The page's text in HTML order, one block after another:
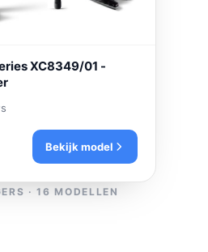
· 16 MODELLEN
XC8349/01 -
Bekijk model